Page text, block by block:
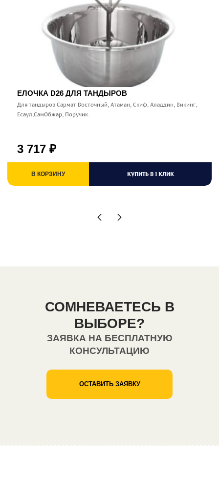
ЕЛОЧКА D26 ДЛЯ ТАНДЫРОВ
Для тандыров Сармат Восточный, Атаман, Скиф, Аладдин, Викинг,
Есаул,СамОбжар, Поручик.
3 717 ₽
В КОРЗИНУ КУПИТЬ В 1 КЛИК
СОМНЕВАЕТЕСЬ В
ВЫБОРЕ?
ЗАЯВКА НА БЕСПЛАТНУЮ
КОНСУЛЬТАЦИЮ
ОСТАВИТЬ ЗАЯВКУ